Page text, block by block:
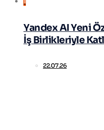
Yandex AI Yeni
İş Birlikleriyle
22.07.26